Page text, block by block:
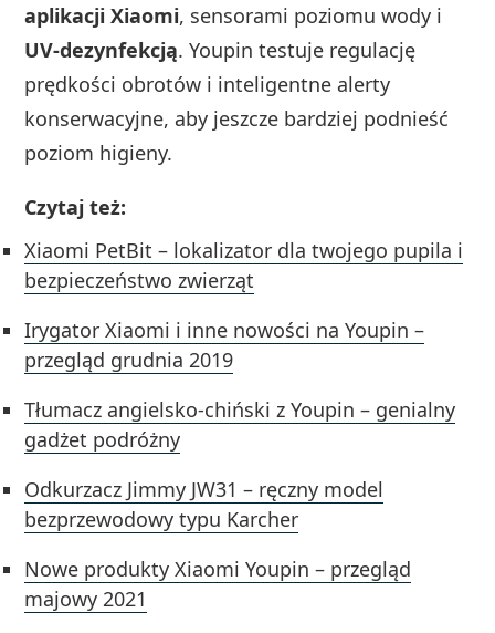
aplikacji Xiaomi, sensorami poziomu wody i
UV-dezynfekcją. Youpin testuje regulację
prędkości obrotów i inteligentne alerty
konserwacyjne, aby jeszcze bardziej podnieść
poziom higieny.
Czytaj też:
Xiaomi PetBit – lokalizator dla twojego pupila i
bezpieczeństwo zwierząt
Irygator Xiaomi i inne nowości na Youpin –
przegląd grudnia 2019
Tłumacz angielsko-chiński z Youpin – genialny
gadżet podróżny
Odkurzacz Jimmy JW31 – ręczny model
bezprzewodowy typu Karcher
Nowe produkty Xiaomi Youpin – przegląd
majowy 2021